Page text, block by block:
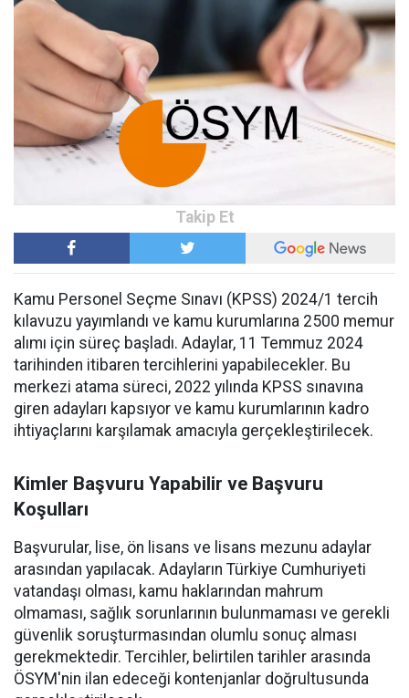
Kamu Personel Seçme Sınavı (KPSS) 2024/1 tercih
kılavuzu yayımlandı ve kamu kurumlarına 2500 memur
alımı için süreç başladı. Adaylar, 11 Temmuz 2024
tarihinden itibaren tercihlerini yapabilecekler. Bu
merkezi atama süreci, 2022 yılında KPSS sınavına
giren adayları kapsıyor ve kamu kurumlarının kadro
ihtiyaçlarını karşılamak amacıyla gerçekleştirilecek.
Kimler Başvuru Yapabilir ve Başvuru
Koşulları
Başvurular, lise, ön lisans ve lisans mezunu adaylar
arasından yapılacak. Adayların Türkiye Cumhuriyeti
vatandaşı olması, kamu haklarından mahrum
olmaması, sağlık sorunlarının bulunmaması ve gerekli
güvenlik soruşturmasından olumlu sonuç alması
gerekmektedir. Tercihler, belirtilen tarihler arasında
ÖSYM'nin ilan edeceği kontenjanlar doğrultusunda